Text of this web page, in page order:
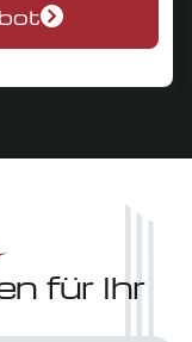
für Ihr